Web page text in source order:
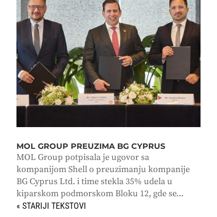
MOL GROUP PREUZIMA BG CYPRUS
MOL Group potpisala je ugovor sa
kompanijom Shell o preuzimanju kompanije
BG Cyprus Ltd. i time stekla 35% udela u
kiparskom podmorskom Bloku 12, gde se...
« STARIJI UNOSI